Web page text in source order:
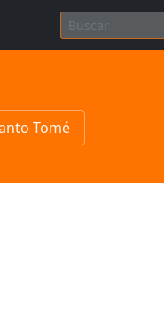
Tomé